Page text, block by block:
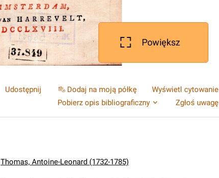
Powiększ
Udostępnij Dodaj na moją półkę
Wyświetl cytowanie
Pobierz opis bibliograficzny
Zgłoś uwagę
Thomas, Antoine-Leonard (1732-1785)